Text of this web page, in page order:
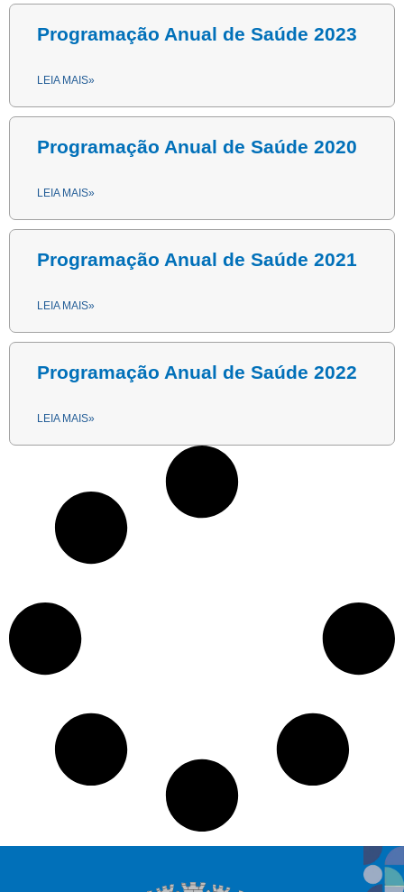
Programação Anual de Saúde 2023
LEIA MAIS»
Programação Anual de Saúde 2020
LEIA MAIS»
Programação Anual de Saúde 2021
LEIA MAIS»
Programação Anual de Saúde 2022
LEIA MAIS»